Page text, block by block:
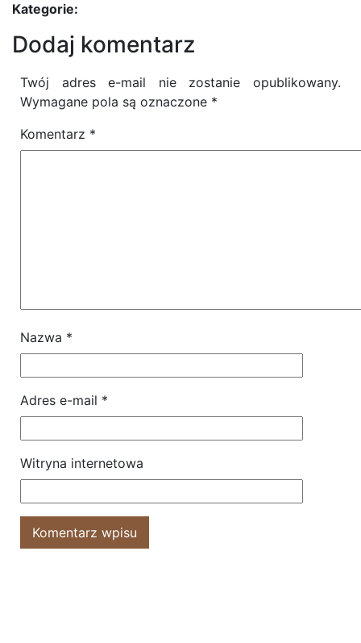
Kategorie:
Dodaj komentarz
Twój adres e-mail nie zostanie opublikowany.
Wymagane pola są oznaczone *
Komentarz *
Nazwa *
Adres e-mail *
Witryna internetowa